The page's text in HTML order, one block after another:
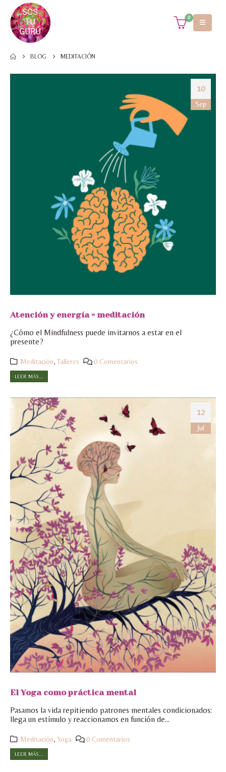
0
BLOG MEDITACIÓN
10
Sep
Atención y energía = meditación
¿Cómo el Mindfulness puede invitarnos a estar en el
presente?
Meditación,Talleres 0 Comentarios
LEER MÁS...
12
Jul
El Yoga como práctica mental
Pasamos la vida repitiendo patrones mentales condicionados:
llega un estímulo y reaccionamos en función de...
Meditación,Yoga 0 Comentarios
LEER MÁS...